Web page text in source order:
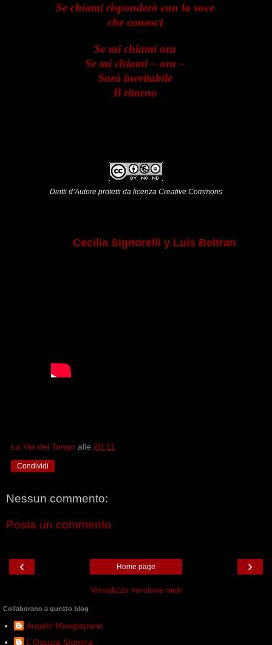
Se chiami risponderò con la voce
che conosci
Se mi chiami ora
Se mi chiami – ora –
Sarà inevitabile
Il ritorno
Diritti d’Autore protetti da licenza Creative Commons
Cecilia Signorelli y Luis Beltran
La Via del Tango alle 20:11
Condividi
Nessun commento:
Posta un commento
‹ ›
Home page
Visualizza versione web
Collaborano a questo blog
Angelo Mangiapane
L'Oscura Signora